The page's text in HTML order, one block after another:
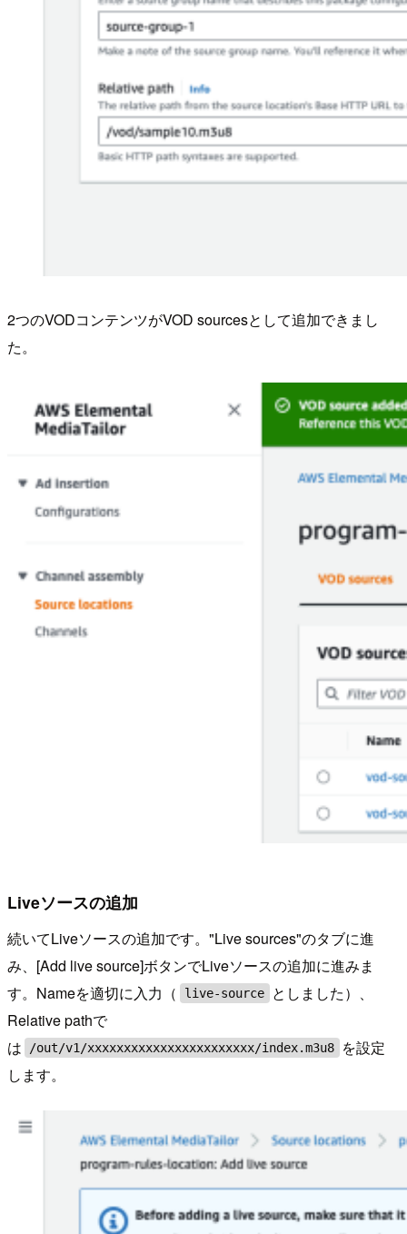
2つのVODコンテンツがVOD sourcesとして追加できまし
た。
Liveソースの追加
続いてLiveソースの追加です。"Live sources"のタブに進
み、[Add live source]ボタンでLiveソースの追加に進みま
す。Nameを適切に入力（
live-source
としました）、
Relative pathで
は
/out/v1/xxxxxxxxxxxxxxxxxxxxxxx/index.m3u8
を設定
します。